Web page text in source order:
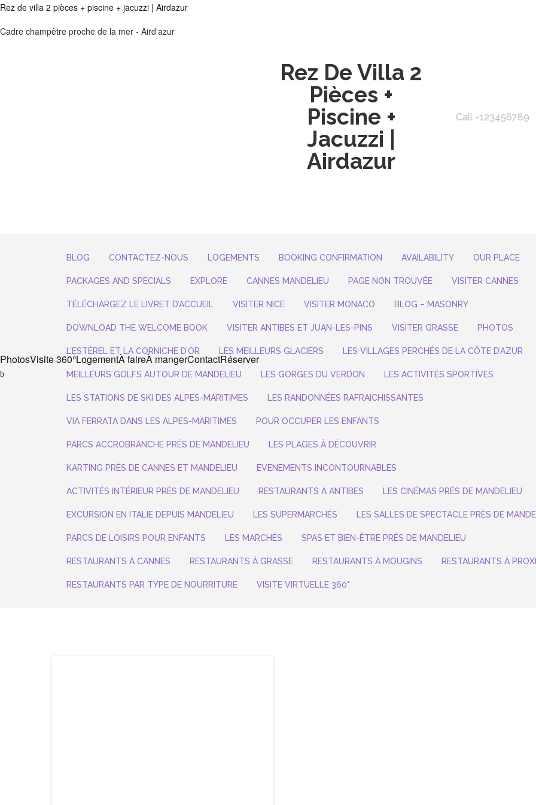
Rez de villa 2 pièces + piscine + jacuzzi | Airdazur
Cadre champêtre proche de la mer - Aird'azur
PhotosVisite 360°LogementÀ faireÀ mangerContactRéserver
Rez De Villa 2
Pièces +
Piscine +
Jacuzzi |
Airdazur
Call -123456789
BLOG CONTACTEZ-NOUS LOGEMENTS BOOKING CONFIRMATION AVAILABILITY OUR PLACE
PACKAGES AND SPECIALS EXPLORE CANNES MANDELIEU PAGE NON TROUVÉE VISITER CANNES
TÉLÉCHARGEZ LE LIVRET D’ACCUEIL VISITER NICE VISITER MONACO BLOG – MASONRY
DOWNLOAD THE WELCOME BOOK VISITER ANTIBES ET JUAN-LES-PINS VISITER GRASSE PHOTOS
L’ESTÉREL ET LA CORNICHE D’OR LES MEILLEURS GLACIERS LES VILLAGES PERCHÉS DE LA CÔTE D’AZUR
MEILLEURS GOLFS AUTOUR DE MANDELIEU LES GORGES DU VERDON LES ACTIVITÉS SPORTIVES
LES STATIONS DE SKI DES ALPES-MARITIMES LES RANDONNÉES RAFRAICHISSANTES
VIA FERRATA DANS LES ALPES-MARITIMES POUR OCCUPER LES ENFANTS
PARCS ACCROBRANCHE PRÈS DE MANDELIEU LES PLAGES À DÉCOUVRIR
KARTING PRÈS DE CANNES ET MANDELIEU EVENEMENTS INCONTOURNABLES
ACTIVITÉS INTÉRIEUR PRÈS DE MANDELIEU RESTAURANTS À ANTIBES LES CINÉMAS PRÈS DE MANDELIEU
EXCURSION EN ITALIE DEPUIS MANDELIEU LES SUPERMARCHÉS LES SALLES DE SPECTACLE PRÈS DE
PARCS DE LOISIRS POUR ENFANTS LES MARCHÉS SPAS ET BIEN-ÊTRE PRÈS DE MANDELIEU
RESTAURANTS À CANNES RESTAURANTS À GRASSE RESTAURANTS À MOUGINS RESTAURANTS À
RESTAURANTS PAR TYPE DE NOURRITURE VISITE VIRTUELLE 360°